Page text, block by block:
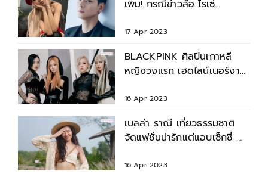
เพิ่ม! กรณีข่าวลือ โรเซ่
17 Apr 2023
BLACKPINK ศิลปินเกาหลี
หญิงวงแรก เฮดไลน์เนอร์งาน
16 Apr 2023
เบลล่า ราณี เที่ยวธรรมชาติ
จัดแฟชั่นน่ารักแต่แอบเซ็กซี่ ทำ
16 Apr 2023